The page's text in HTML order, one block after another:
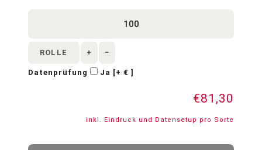
Datenprüfung Ja [+ € ]
ROLLE + −
€81,30
inkl. Eindruck und Datensetup pro Sorte